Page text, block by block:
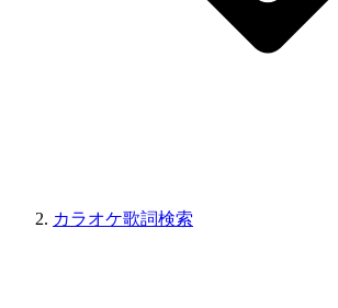
カラオケ歌詞検索